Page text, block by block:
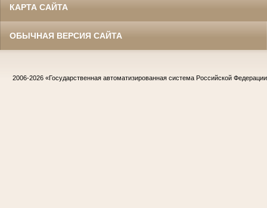
КАРТА САЙТА
ОБЫЧНАЯ ВЕРСИЯ САЙТА
2006-2026 «Государственная автоматизированная система Российской